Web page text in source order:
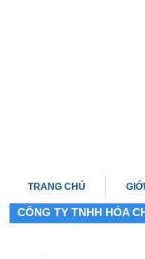
Mua hàng
TRANG CHỦ
CÔNG TY TNHH HÓA